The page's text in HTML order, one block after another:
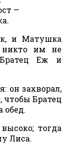
—
и Матушка
никто им не
Еж и
он захворал,
чтобы Братец
обед.
тогда
Лиса.